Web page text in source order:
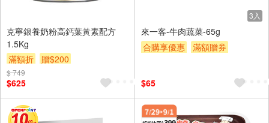
克寧銀養奶粉高鈣葉黃素配方
1.5Kg
滿額折
贈$200
$ 749
$625
3入
來一客-牛肉蔬菜-65g
合購享優惠
滿額贈券
$65